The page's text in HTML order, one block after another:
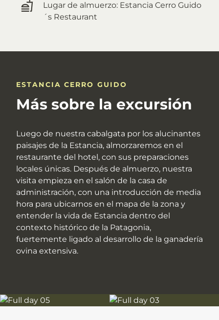
Lugar de almuerzo: Estancia Cerro Guido
´s Restaurant
ESTANCIA CERRO GUIDO
Más sobre la excursión
Luego de nuestra cabalgata por los alucinantes
paisajes de la Estancia, almorzaremos en el
restaurante del hotel, con sus preparaciones
locales únicas. Después de almuerzo, nuestra
visita empieza en el salón de la casa de
administración, con una introducción de media
hora para ubicarnos en el mapa de la zona y
entender la vida de Estancia dentro del
contexto histórico de la Patagonia,
fuertemente ligado al desarrollo de la ganadería
ovina extensiva.